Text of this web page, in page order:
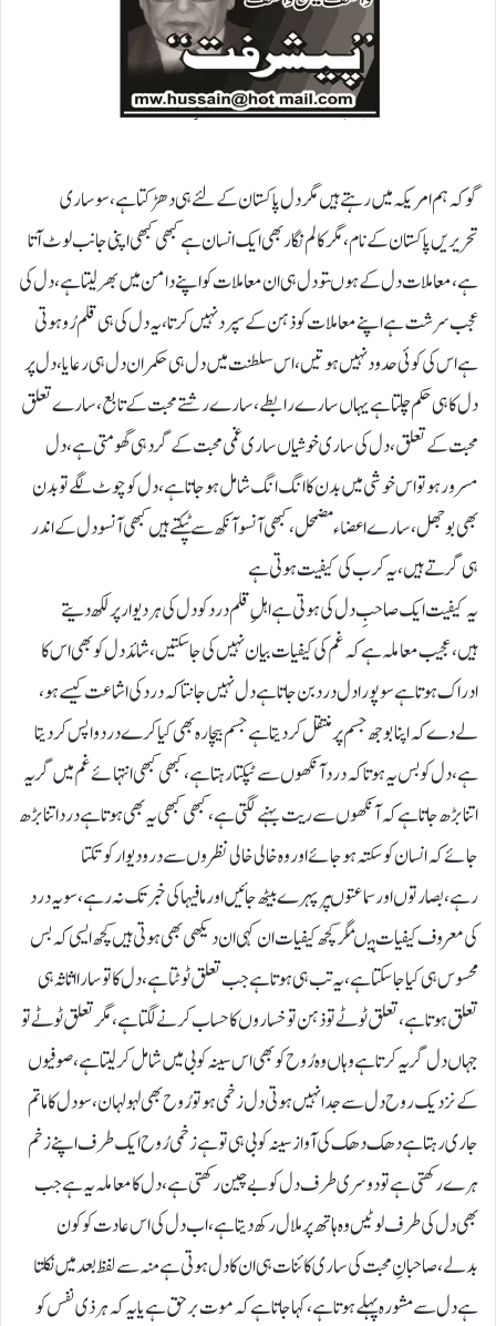
گو کہ ہم امریکہ میں رہتے ہیں مگر دل پاکستان کے لئے ہی دھڑکتا ہے،سو ساری
تحریریں پاکستان کے نام،مگر کالم نگار بھی ایک انسان ہے کبھی کبھی اپنی جانب لوٹ آتا
ہے،معاملات دل کے ہوںتو دل ہی ان معاملات کو اپنے دامن میں بھر لیتا ہے،دل کی
عجب سرشت ہے اپنے معاملات کو ذہن کے سپرد نہیں کرتا،یہ دل کی ہی قلم رُو ہوتی
ہے اس کی کوئی حدود نہیں ہوتیں،اس سلطنت میں دل ہی حکمران دل ہی رعایا،دل پر
دل کا ہی حکم چلتا ہے یہاں سارے رابطے،سارے رشتے محبت کے تابع ،سارے تعلق
محبت کے تعلق، دل کی ساری خوشیاں ساری غمی محبت کے گرد ہی گھومتی ہے،دل
مسرور ہو تو اس خوشی میں بدن کا انگ انگ شامل ہو جاتا ہے،دل کو چوٹ لگے تو بدن
بھی بوجھل،سارے اعضاء مضمحل،کبھی آنسو آنکھ سے ٹپکتے ہیں کبھی آنسو دل کے اندر
ہی گرتے ہیں،یہ کرب کی کیفیت ہوتی ہے
یہ کیفیت ایک صاحبِ دل کی ہوتی ہے اہلِ قلم درد کو دل کی ہر دیوار پر لکھ دیتے
ہیں،عجیب معاملہ ہے کہ غم کی کیفیات بیان نہیں کی جا سکتیں،شائد دل کو بھی اس کا
ادراک ہوتا ہے سو پورا دل درد بن جاتا ہے دل نہیں جانتا کہ درد کی اشاعت کیسے ہو،
لے دے کہ اپنا بوجھ جسم پر منتقل کر دیتا ہے جسم بیچارہ بھی کیا کرے درد واپس کر دیتا
ہے،دل کو بس یہ ہوتا کہ درد آنکھوں سے ٹپکتا رہتا ہے،کبھی کبھی انتہائے غم میں گریہ
اتنا بڑھ جاتا ہے کہ آنکھوں سے ریت بہنےلگتی ہے،کبھی کبھی یہ بھی ہوتا ہے درد اتنا بڑھ
جائے کہ انسان کو سکتہ ہو جائے اور وہ خالی خالی نظروں سے در و دیوار کو تکتا
رہے،بصارتوں اور سماعتوںپر پہرے بیٹھ جائیں اور ما فیہا کی خبر تک نہ رہے،سو یہ درد
کی معروف کیفیات ہیںمگر کچھ کیفیات ان کہی ان دیکھی بھی ہوتی ہیں کچھ ایسی کہ بس
محسوس ہی کیا جا سکتا ہے،یہ تب ہی ہوتا ہے جب تعلق ٹوٹتا ہے،دل کا تو سارا اثاثہ ہی
تعلق ہوتا ہے،تعلق ٹوٹے تو ذہن تو خساروں کا حساب کرنے لگتا ہے،مگر تعلق ٹوٹے تو
جہاں دل گریہ کرتا ہے وہاں وہ رُوح کو بھی اس سینہ کوبی میں شامل کرلیتا ہے،صوفیوں
کے نزدیک روح دل سے جدا نہیں ہوتی دل زخمی ہو تو رُوح بھی لہو لہان، سو دل کا ماتم
جاری رہتا ہے دھک دھک کی آواز سینہ کوبی ہی تو ہےزخمی رُوح ایک طرف اپنے زخم
ہرے رکھتی ہے تو دوسری طرف دل کو بے چین رکھتی ہے،دل کا معاملہ یہ ہے جب
بھی دل کی طرف لوٹیں وہ ہاتھ پر ملال رکھ دیتا ہے،اب دل کی اس عادت کو کون
بدلے،صاحبانِ محبت کی ساری کائنات ہی ان کا دل ہوتی ہے منہ سے لفظ بعد میں نکلتا
ہے دل سے مشورہ پہلے ہوتا ہے،کہا جاتا ہے کہ موت برحق ہے یا یہ کہ ہر ذی نفس کو